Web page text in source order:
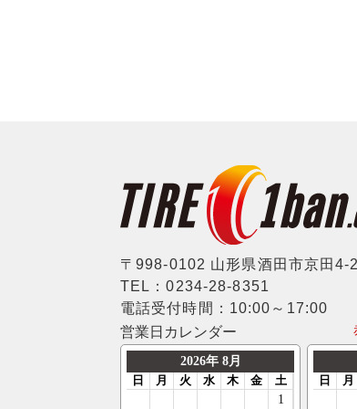
〒998-0102 山形県酒田市京田4-
TEL：0234-28-8351
電話受付時間：10:00～17:00
営業日カレンダー